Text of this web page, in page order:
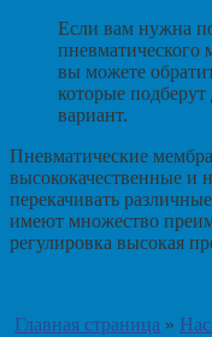
Если вам нужна
пневматического
вы можете
которые
вариант.
Пневматические
высококачественные и
перекачивать
имеют множество
регулировка высокая
Главная страница »